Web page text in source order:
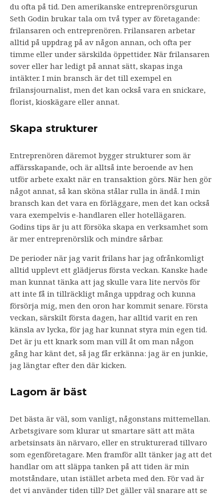
du ofta på tid. Den amerikanske entreprenörsgurun
Seth Godin brukar tala om två typer av företagande:
frilansaren och entreprenören. Frilansaren arbetar
alltid på uppdrag på av någon annan, och ofta per
timme eller under särskilda öppettider. När frilansaren
sover eller har ledigt på annat sätt, skapas inga
intäkter. I min bransch är det till exempel en
frilansjournalist, men det kan också vara en snickare,
florist, kioskägare eller annat.
Skapa strukturer
Entreprenören däremot bygger strukturer som är
affärsskapande, och är alltså inte beroende av hen
utför arbete exakt när en transaktion görs. När hen gör
något annat, så kan sköna stålar rulla in ändå. I min
bransch kan det vara en förläggare, men det kan också
vara exempelvis e-handlaren eller hotellägaren.
Godins tips är ju att försöka skapa en verksamhet som
är mer entreprenörslik och mindre sårbar.
De perioder när jag varit frilans har jag ofrånkomligt
alltid upplevt ett glädjerus första veckan. Kanske hade
man kunnat tänka att jag skulle vara lite nervös för
att inte få in tillräckligt många uppdrag och kunna
försörja mig, men den oron har kommit senare. Första
veckan, särskilt första dagen, har alltid varit en ren
känsla av lycka, för jag har kunnat styra min egen tid.
Det är ju ett knark som man vill åt om man någon
gång har känt det, så jag får erkänna: jag är en junkie,
jag längtar efter den där kicken.
Lagom är bäst
Det bästa är väl, som vanligt, någonstans mittemellan.
Arbetsgivare som klurar ut smartare sätt att mäta
arbetsinsats än närvaro, eller en strukturerad tillvaro
som egenföretagare. Men framför allt tänker jag att det
handlar om att släppa tanken på att tiden är min
motståndare, utan istället arbeta med den. För vad är
det vi använder tiden till? Det gäller väl snarare att se